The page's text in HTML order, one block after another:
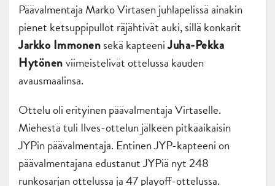
Päävalmentaja Marko Virtasen juhlapelissä ainakin
pienet ketsuppipullot räjähtivät auki, sillä konkarit
Jarkko Immonensekä kapteeniJuha-Pekka
Hytönenviimeistelivät ottelussa kauden
avausmaalinsa.
Ottelu oli erityinen päävalmentaja Virtaselle.
Miehestä tuli Ilves-ottelun jälkeen pitkäaikaisin
JYPin päävalmentaja. Entinen JYP-kapteeni on
päävalmentajana edustanut JYPiä nyt 248
runkosarjan ottelussa ja 47 playoff-ottelussa.